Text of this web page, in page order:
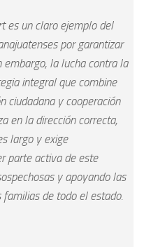
es un claro ejemplo del
por garantizar
embargo, la lucha contra la
integral que combine
ciudadana y cooperación
en la dirección correcta,
largo y exige
parte activa de este
y apoyando las
familias de todo el estado.